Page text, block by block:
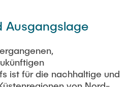
Ausgangslage
ist für die nachhaltige und